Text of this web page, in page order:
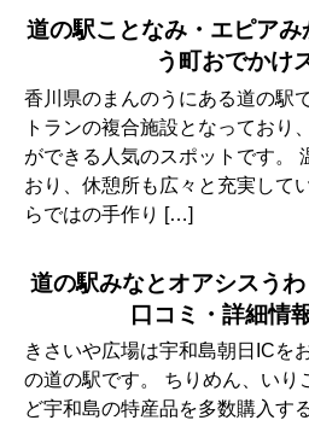
道の駅ことなみ・エピア
う町おでかけ
香川県のまんのうにある道の駅
トランの複合施設となっており
ができる人気のスポットです。
おり、休憩所も広々と充実して
らではの手作り […]
道の駅みなとオアシスう
口コミ・詳細情
きさいや広場は宇和島朝日ICを
の道の駅です。 ちりめん、いり
ど宇和島の特産品を多数購入す